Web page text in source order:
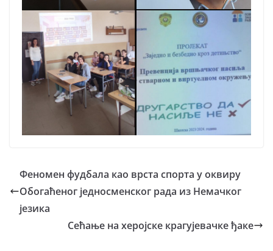
Феномен фудбала као врста спорта у оквиру
Обогаћеног једносменског рада из Немачког
језика
Сећање на херојске крагујевачке ђаке